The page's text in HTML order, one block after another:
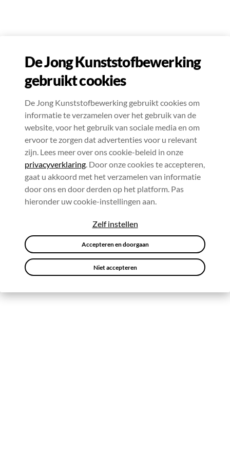
De Jong Kunststofbewerking
gebruikt cookies
De Jong Kunststofbewerking gebruikt cookies om
informatie te verzamelen over het gebruik van de
website, voor het gebruik van sociale media en om
ervoor te zorgen dat advertenties voor u relevant
zijn. Lees meer over ons cookie-beleid in onze
privacyverklaring . Door onze cookies te accepteren,
gaat u akkoord met het verzamelen van informatie
door ons en door derden op het platform. Pas
hieronder uw cookie-instellingen aan.
Zelf instellen
Accepteren en doorgaan
Niet accepteren